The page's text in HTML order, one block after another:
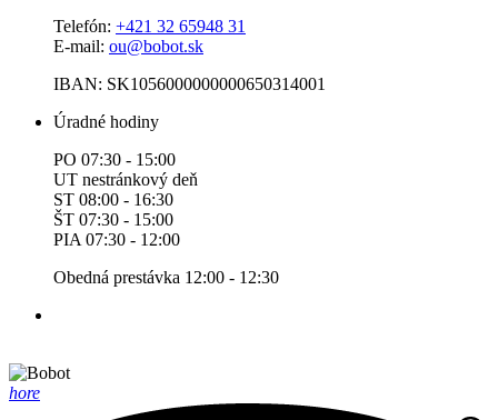
Telefón: +421 32 65948 31
E-mail: ou@bobot.sk
IBAN: SK1056000000000650314001
Úradné hodiny
PO 07:30 - 15:00
UT nestránkový deň
ST 08:00 - 16:30
ŠT 07:30 - 15:00
PIA 07:30 - 12:00
Obedná prestávka 12:00 - 12:30
hore